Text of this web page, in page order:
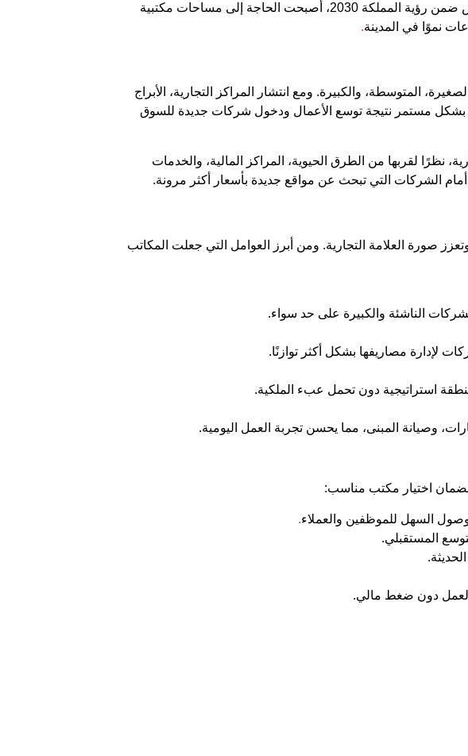
عمل حديثة ومرنة تدعم الإنتاجية وتتماشى مع التطورات الاقتصادية. ومع التقدم الذي تشهده الرياض ضمن رؤية المملكة 2030، أصبحت الحاجة إلى مساحات مكتبية
نموًا في المدينة.
المتوسطة، والكبيرة. ومع انتشار المراكز التجارية، الأبراج
بشكل مستمر نتيجة توسع الأعمال ودخول شركات جديدة للسوق
نظرًا لقربها من الطرق الحيوية، المراكز المالية، والخدمات
الشركات التي تبحث عن مواقع جديدة بأسعار أكثر مرونة.
صورة العلامة التجارية. ومن أبرز العوامل التي جعلت المكاتب
الناشئة والكبيرة على حد سواء.
لإدارة مصاريفها بشكل أكثر توازنًا.
استراتيجية دون تحمل عبء الملكية.
وصيانة المبنى، مما يحسن تجربة العمل اليومية.
اختيار مكتب مناسب:
السهل للموظفين والعملاء.
المستقبلي.
العمل دون ضغط مالي.